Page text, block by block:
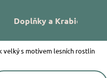
Doplňky a Krabičky
velký s motivem lesních rostlin